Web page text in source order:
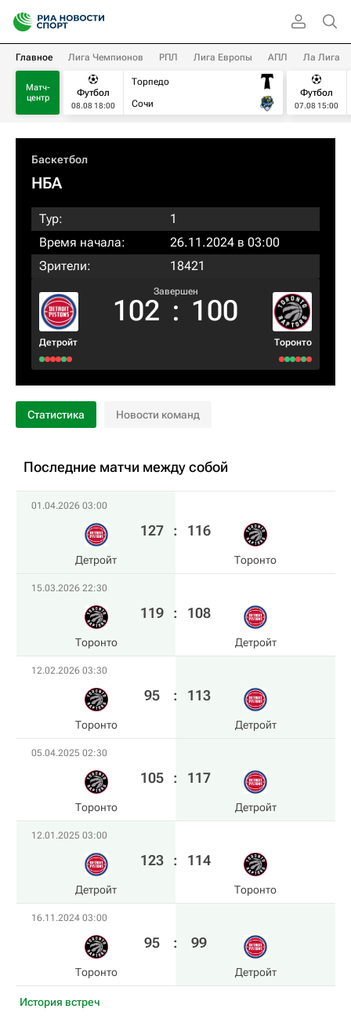
Главное Лига Чемпионов РПЛ Лига Европы АПЛ Ла Лига
Матч-
центр
Футбол
08.08 18:00
Торпедо
Сочи
Футбол
07.08 15:00
Баскетбол
НБА
Тур:
1
Время начала:
26.11.2024 в 03:00
Зрители:
18421
Детройт
Завершен
102 : 100
Торонто
Статистика Новости команд
Последние матчи между собой
01.04.2026 03:00
Детройт
127 : 116
Торонто
15.03.2026 22:30
Торонто
119 : 108
Детройт
12.02.2026 03:30
Торонто
95 : 113
Детройт
05.04.2025 02:30
Торонто
105 : 117
Детройт
12.01.2025 03:00
Детройт
123 : 114
Торонто
16.11.2024 03:00
Торонто
95 : 99
Детройт
История встреч